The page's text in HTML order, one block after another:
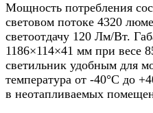
Мощность потребления
световом потоке 4320
светоотдачу 120 Лм/Вт.
1186×114×41 мм при весе
светильник удобным для
температура от -40°C до
в неотапливаемых